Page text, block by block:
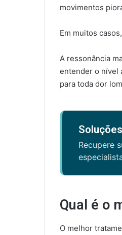
movimentos
Em muitos
A ressonância
entender o nível
para toda dor
Recupere
Qual é o
O melhor